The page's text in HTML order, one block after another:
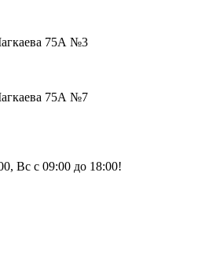
75А №3
75А №7
Вс с 09:00 до 18:00!